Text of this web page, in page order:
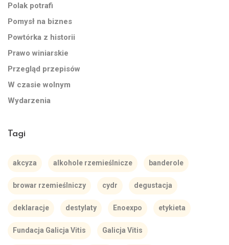
Polak potrafi
Pomysł na biznes
Powtórka z historii
Prawo winiarskie
Przegląd przepisów
W czasie wolnym
Wydarzenia
Tagi
akcyza alkohole rzemieślnicze banderole
browar rzemieślniczy cydr degustacja
deklaracje destylaty Enoexpo etykieta
Fundacja Galicja Vitis Galicja Vitis